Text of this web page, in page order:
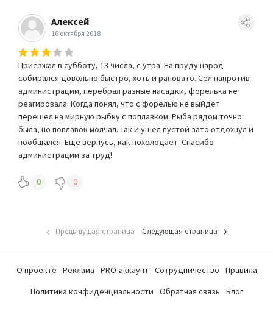
Алексей
16 октября 2018
Приезжал в субботу, 13 числа, с утра. На пруду народ
собирался довольно быстро, хоть и рановато. Сел напротив
администрации, перебрал разные насадки, форелька не
реагировала. Когда понял, что с форелью не выйдет
перешел на мирную рыбку с поплавком. Рыба рядом точно
была, но поплавок молчал. Так и ушел пустой зато отдохнул и
пообщался. Еще вернусь, как похолодает. Спасибо
администрации за труд!
0 0
Предыдущая страница Следующая страница
О проекте Реклама PRO-аккаунт Сотрудничество
Правила
Политика конфиденциальности
Обратная связь Блог